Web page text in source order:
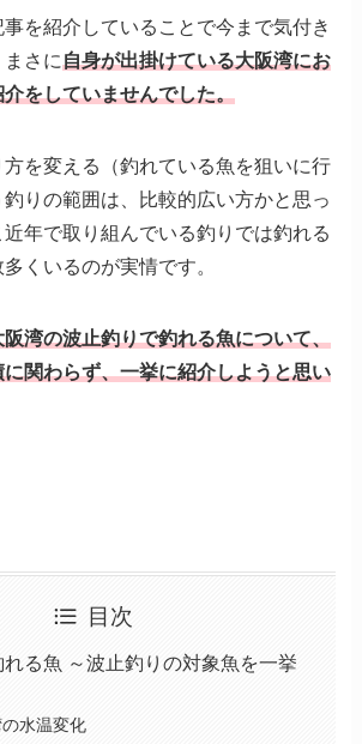
を紹介していることで今まで気付き
まさに自身が出掛けている大阪湾にお
をしていませんでした。
を変える（釣れている魚を狙いに行
釣りの範囲は、比較的広い方かと思っ
年で取り組んでいる釣りでは釣れる
くいるのが実情です。
阪湾の波止釣りで釣れる魚について、
関わらず、一挙に紹介しようと思い
目次
れる魚 ～波止釣りの対象魚を一挙
水温変化